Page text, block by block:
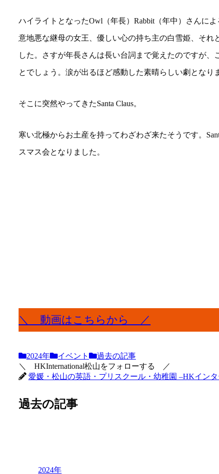
ハイライトとなったOwl（年長）Rabbit（年中）さんに
意地悪な継母の女王、優しい心の持ち主の白雪姫、そ
した。さすが年長さんは長い台詞まで覚えたのですが
とでしょう。涙が出るほど感動した素晴らしい劇となり
そこに突然やってきたSanta Claus。
寒い北極からお土産を持ってわざわざ来たそうです。
スマス会となりました。
＼ 動画はこちらから ／
2024年 イベント
過去の記事
＼ HKInternational松山をフォローする ／
愛媛・松山の英語・プリスクール・幼稚園 –HKイン
過去の記事
2024年